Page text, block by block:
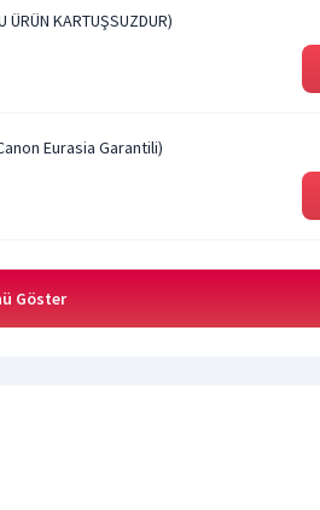
KARTUŞSUZDUR)
Eurasia Garantili)
Göster